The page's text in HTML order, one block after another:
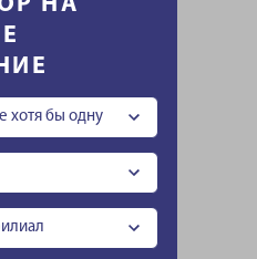
НА
хотя бы одну